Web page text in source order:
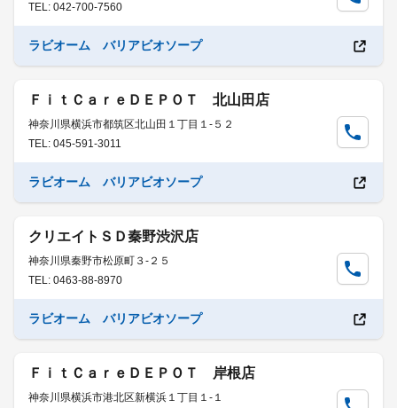
TEL: 042-700-7560
ラビオーム バリアビオソープ
ＦｉｔＣａｒｅＤＥＰＯＴ 北山田店
神奈川県横浜市都筑区北山田１丁目１-５２
TEL: 045-591-3011
ラビオーム バリアビオソープ
クリエイトＳＤ秦野渋沢店
神奈川県秦野市松原町３-２５
TEL: 0463-88-8970
ラビオーム バリアビオソープ
ＦｉｔＣａｒｅＤＥＰＯＴ 岸根店
神奈川県横浜市港北区新横浜１丁目１-１